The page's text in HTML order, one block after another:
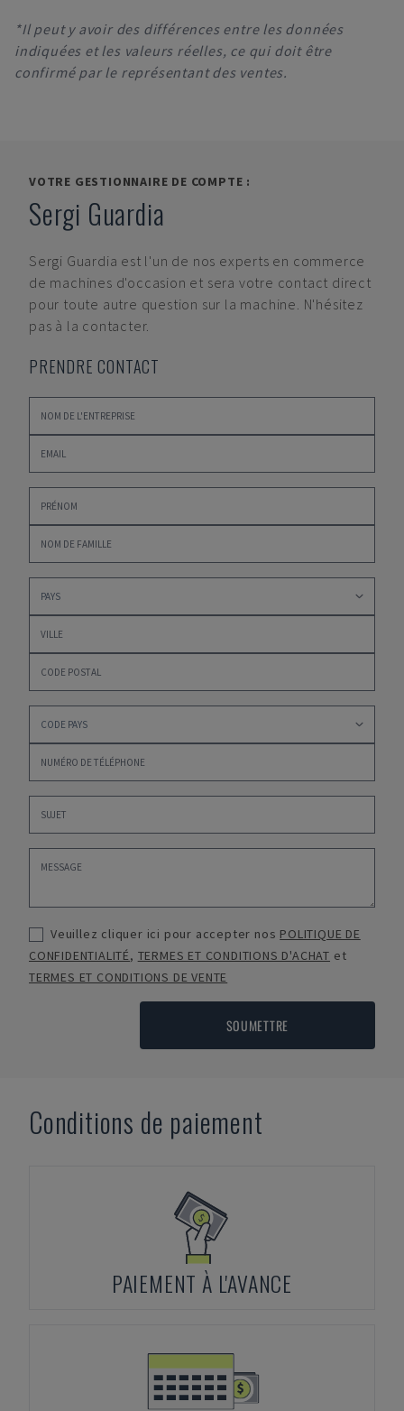
*Il peut y avoir des différences entre les données
indiquées et les valeurs réelles, ce qui doit être
confirmé par le représentant des ventes.
VOTRE GESTIONNAIRE DE COMPTE :
Sergi Guardia
Sergi Guardia est l'un de nos experts en commerce
de machines d'occasion et sera votre contact direct
pour toute autre question sur la machine. N'hésitez
pas à la contacter.
PRENDRE CONTACT
Veuillez cliquer ici pour accepter nos POLITIQUE DE
CONFIDENTIALITÉ, TERMES ET CONDITIONS D'ACHAT et
TERMES ET CONDITIONS DE VENTE
SOUMETTRE
Conditions de paiement
PAIEMENT À L'AVANCE